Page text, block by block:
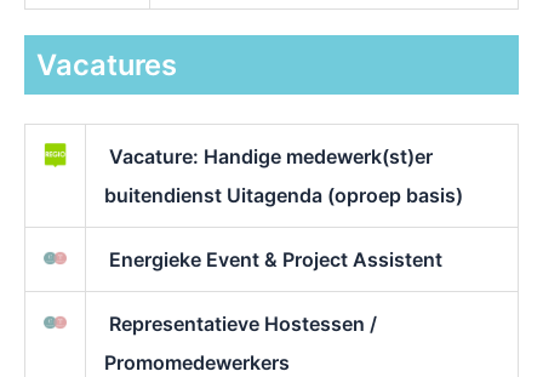
Vacatures
Vacature: Handige medewerk(st)er
buitendienst Uitagenda (oproep basis)
Energieke Event & Project Assistent
Representatieve Hostessen /
Promomedewerkers